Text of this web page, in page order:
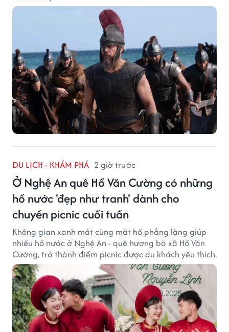
DU LỊCH - KHÁM PHÁ 2 giờ trước
Ở Nghệ An quê Hồ Văn Cường có những
hồ nước 'đẹp như tranh' dành cho
chuyến picnic cuối tuần
Không gian xanh mát cùng mặt hồ phẳng lặng giúp
nhiều hồ nước ở Nghệ An - quê hương bà xã Hồ Văn
Cường, trở thành điểm picnic được du khách yêu thích.